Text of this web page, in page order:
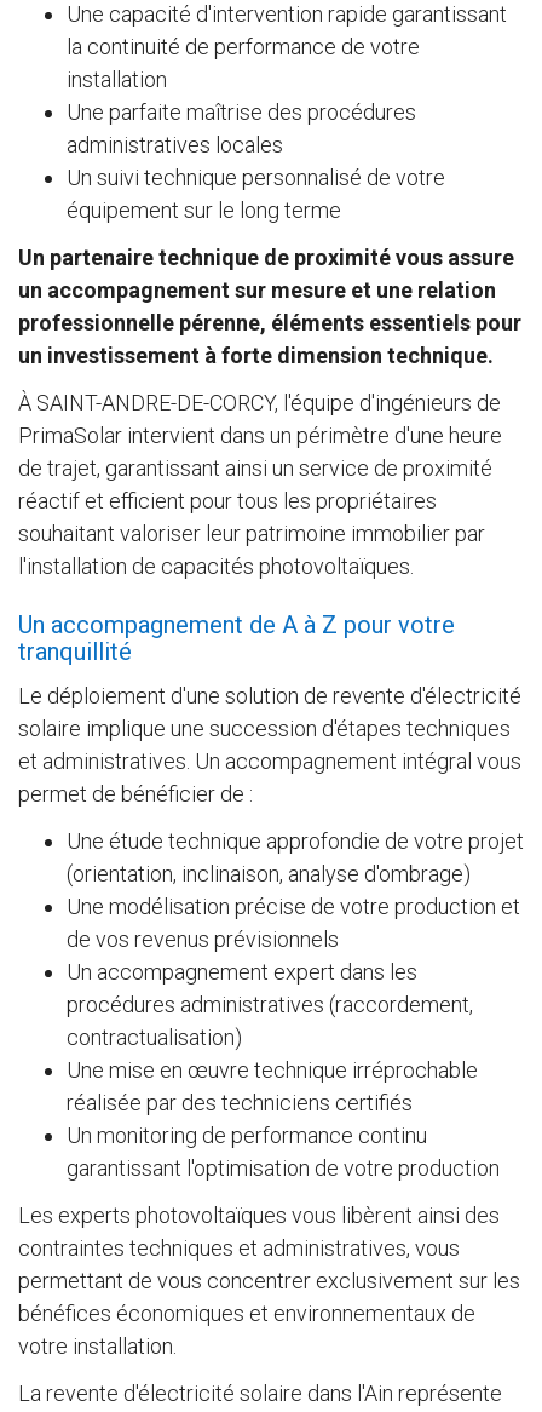
Une capacité d'intervention rapide garantissant
la continuité de performance de votre
installation
Une parfaite maîtrise des procédures
administratives locales
Un suivi technique personnalisé de votre
équipement sur le long terme
Un partenaire technique de proximité vous assure
un accompagnement sur mesure et une relation
professionnelle pérenne, éléments essentiels pour
un investissement à forte dimension technique.
À SAINT-ANDRE-DE-CORCY, l'équipe d'ingénieurs de
PrimaSolar intervient dans un périmètre d'une heure
de trajet, garantissant ainsi un service de proximité
réactif et efficient pour tous les propriétaires
souhaitant valoriser leur patrimoine immobilier par
l'installation de capacités photovoltaïques.
Un accompagnement de A à Z pour votre
tranquillité
Le déploiement d'une solution de revente d'électricité
solaire implique une succession d'étapes techniques
et administratives. Un accompagnement intégral vous
permet de bénéficier de :
Une étude technique approfondie de votre projet
(orientation, inclinaison, analyse d'ombrage)
Une modélisation précise de votre production et
de vos revenus prévisionnels
Un accompagnement expert dans les
procédures administratives (raccordement,
contractualisation)
Une mise en œuvre technique irréprochable
réalisée par des techniciens certifiés
Un monitoring de performance continu
garantissant l'optimisation de votre production
Les experts photovoltaïques vous libèrent ainsi des
contraintes techniques et administratives, vous
permettant de vous concentrer exclusivement sur les
bénéfices économiques et environnementaux de
votre installation.
La revente d'électricité solaire dans l'Ain représente